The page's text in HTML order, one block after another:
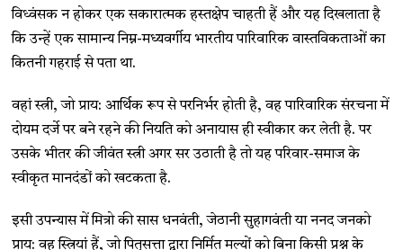
विध्वंसक न होकर एक सकारात्मक हस्तक्षेप चाहती हैं और यह दिखलाता है
कि उन्हें एक सामान्य निम्न-मध्यवर्गीय भारतीय पारिवारिक वास्तविकताओं का
कितनी गहराई से पता था.
वहां स्त्री, जो प्राय: आर्थिक रूप से परनिर्भर होती है, वह पारिवारिक संरचना में
दोयम दर्जे पर बने रहने की नियति को अनायास ही स्वीकार कर लेती है. पर
उसके भीतर की जीवंत स्त्री अगर ​सर उठाती है तो यह परिवार-समाज के
स्वीकृत मानदंडों को खटकता है.
इसी उपन्यास में मित्रो की सास धनवंती, जेठानी सुहागवंती या ननद जनको
प्राय: वह स्त्रियां हैं, जो पितृसत्ता द्वारा निर्मित मूल्यों को बिना किसी प्रश्न के